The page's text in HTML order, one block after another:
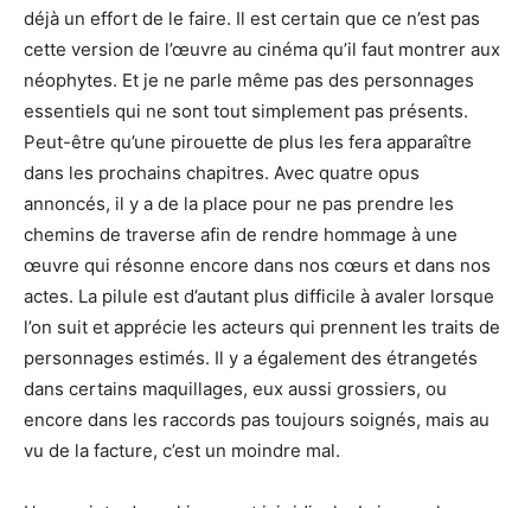
déjà un effort de le faire. Il est certain que ce n’est pas
cette version de l’œuvre au cinéma qu’il faut montrer aux
néophytes. Et je ne parle même pas des personnages
essentiels qui ne sont tout simplement pas présents.
Peut-être qu’une pirouette de plus les fera apparaître
dans les prochains chapitres. Avec quatre opus
annoncés, il y a de la place pour ne pas prendre les
chemins de traverse afin de rendre hommage à une
œuvre qui résonne encore dans nos cœurs et dans nos
actes. La pilule est d’autant plus difficile à avaler lorsque
l’on suit et apprécie les acteurs qui prennent les traits de
personnages estimés. Il y a également des étrangetés
dans certains maquillages, eux aussi grossiers, ou
encore dans les raccords pas toujours soignés, mais au
vu de la facture, c’est un moindre mal.